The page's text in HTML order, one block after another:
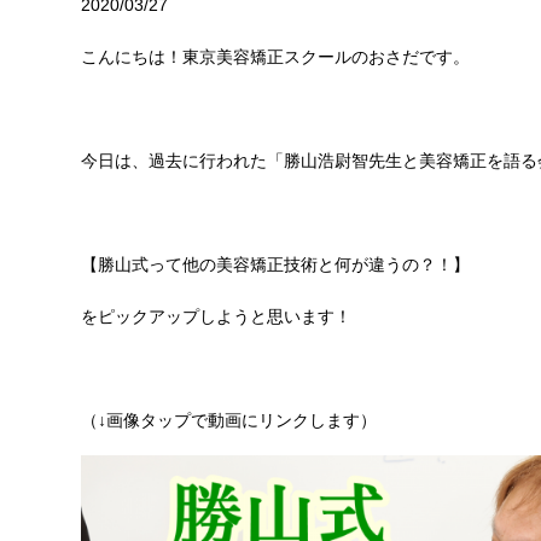
2020/03/27
こんにちは！東京美容矯正スクールのおさだです。
今日は、過去に行われた「勝山浩尉智先生と美容矯正を語
【勝山式って他の美容矯正技術と何が違うの？！】
をピックアップしようと思います！
（↓画像タップで動画にリンクします）